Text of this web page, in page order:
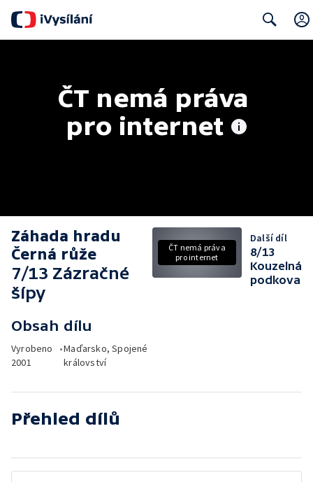
ČT nemá práva
pro internet
Záhada hradu
Černá růže
7/13 Zázračné
šípy
Obsah dílu
Vyrobeno
2001
•Maďarsko, Spojené
království
ČT nemá práva
pro internet
Další díl
8/13
Kouzelná
podkova
Přehled dílů